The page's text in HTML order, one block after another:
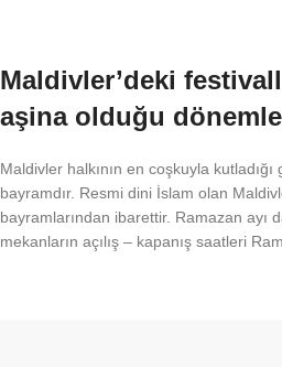
Maldivler’deki
aşina olduğu
Maldivler halkının en coşkuyla
bayramdır. Resmi dini İslam olan
bayramlarından ibarettir. Ramazan ayı
mekanların açılış – kapanış saatleri